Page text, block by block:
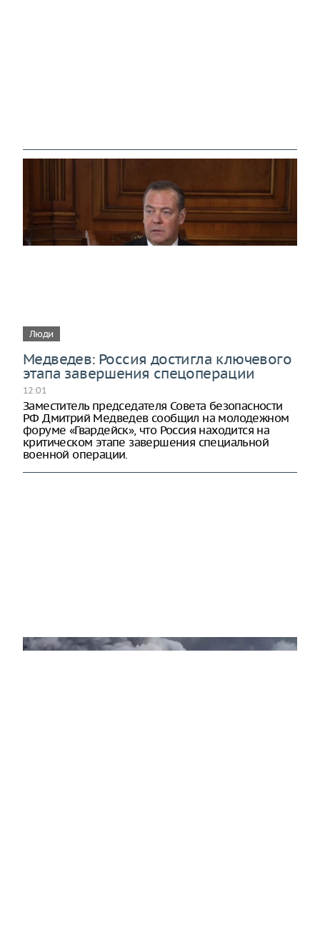
Люди
Медведев: Россия достигла ключевого
этапа завершения спецоперации
12:01
Заместитель председателя Совета безопасности
РФ Дмитрий Медведев сообщил на молодежном
форуме «Гвардейск», что Россия находится на
критическом этапе завершения специальной
военной операции.